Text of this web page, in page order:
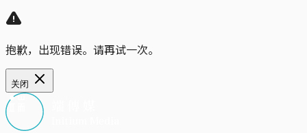
抱歉，出现错误。请再试一次。
关闭